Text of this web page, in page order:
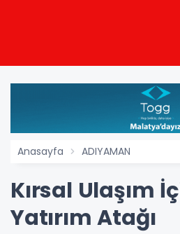
Anasayfa ADIYAMAN
Kırsal Ulaşım
Yatırım Atağı